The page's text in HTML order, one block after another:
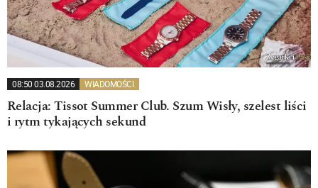
08:50 03.08.2026 WIADOMOŚCI
Relacja: Tissot Summer Club. Szum Wisły, szelest liści
i rytm tykających sekund